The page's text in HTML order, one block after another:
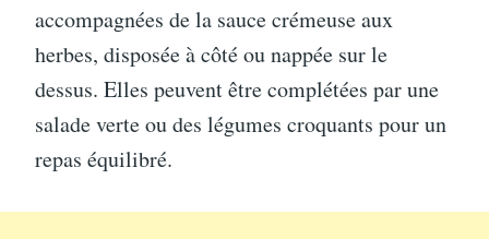
accompagnées de la sauce crémeuse aux
herbes, disposée à côté ou nappée sur le
dessus. Elles peuvent être complétées par une
salade verte ou des légumes croquants pour un
repas équilibré.